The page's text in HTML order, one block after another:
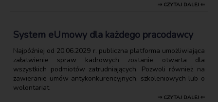
⇒ CZYTAJ DALEJ ⇐
System eUmowy dla każdego pracodawcy
Najpóźniej od 20.06.2029 r. publiczna platforma umożliwiająca
załatwienie spraw kadrowych zostanie otwarta dla
wszystkich podmiotów zatrudniających. Pozwoli również na
zawieranie umów antykonkurencyjnych, szkoleniowych lub o
wolontariat.
⇒ CZYTAJ DALEJ ⇐